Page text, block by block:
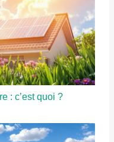
: c’est quoi ?